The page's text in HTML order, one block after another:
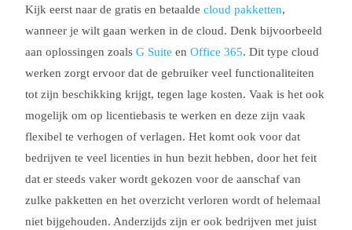
Kijk eerst naar de gratis en betaaldecloud pakketten,
wanneer je wilt gaan werken in de cloud. Denk bijvoorbeeld
aan oplossingen zoalsG Suite enOffice 365. Dit type cloud
werken zorgt ervoor dat de gebruiker veel functionaliteiten
tot zijn beschikking krijgt, tegen lage kosten. Vaak is het ook
mogelijk om op licentiebasis te werken en deze zijn vaak
flexibel te verhogen of verlagen. Het komt ook voor dat
bedrijven te veel licenties in hun bezit hebben, door het feit
dat er steeds vaker wordt gekozen voor de aanschaf van
zulke pakketten en het overzicht verloren wordt of helemaal
niet bijgehouden. Anderzijds zijn er ook bedrijven met juist